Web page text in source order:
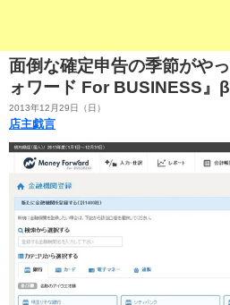
面倒な確定申告の季節がや
ォワード For BUSINESS』β
2013年12月29日（日）
店主戯言